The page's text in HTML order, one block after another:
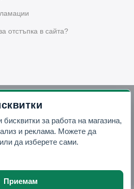
отстъпка в сайта?
за работа на магазина,
и реклама. Можете да
да изберете сами.
Приемам